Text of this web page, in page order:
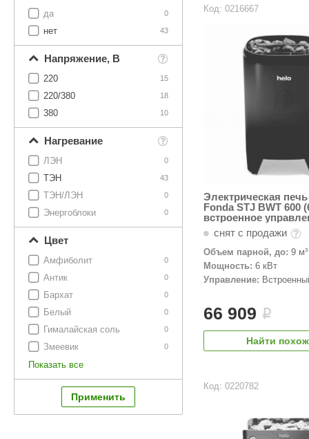
0
да
43
нет
Напряжение, В
15
220
18
220/380
10
380
Нагревание
0
ЛЭН
43
ТЭН
0
ТЭН/ЛЭН
0
Энергоблоки
Цвет
0
Амфиболит
0
Антик
0
Бархат
0
Белый
0
Гималайская соль
0
Змеевик
Показать все
Код: 0216667
Электрическая
Fonda STJ BWT 600
встроенное
снят с продажи
Объем парной, до: 9 м³
Мощность: 6 кВт
Управление:
66 909 i
Найти
Код: 0220782